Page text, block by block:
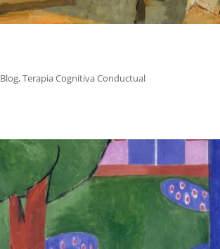
Blog,Terapia Cognitiva Conductual